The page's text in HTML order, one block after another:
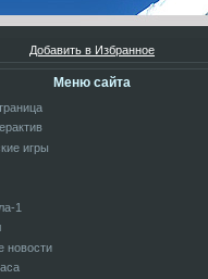
Добавить в Избранное
Меню сайта
игры
1
новости